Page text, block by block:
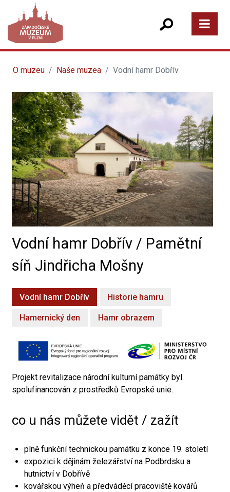
O muzeu Naše muzea Vodní hamr Dobřív
Vodní hamr Dobřív / Pamětní
síň Jindřicha Mošny
Vodní hamr Dobřív Historie hamru
Hamernický den Hamr obrazem
Projekt revitalizace národní kulturní památky byl
spolufinancován z prostředků Evropské unie.
co u nás můžete vidět / zažít
plně funkční technickou památku z konce 19. století
expozici k dějinám železářství na Podbrdsku a
hutnictví v Dobřívě
kovářskou výheň a předváděcí pracoviště kovářů